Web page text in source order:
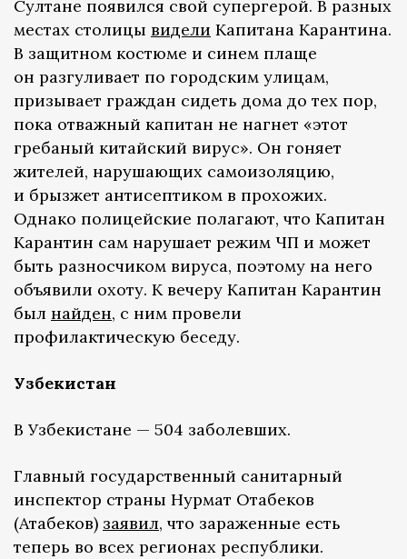
Султане появился свой супергерой. В разных
местах столицы видели Капитана Карантина.
В защитном костюме и синем плаще
он разгуливает по городским улицам,
призывает граждан сидеть дома до тех пор,
пока отважный капитан не нагнет «этот
гребаный китайский вирус». Он гоняет
жителей, нарушающих самоизоляцию,
и брызжет антисептиком в прохожих.
Однако полицейские полагают, что Капитан
Карантин сам нарушает режим ЧП и может
быть разносчиком вируса, поэтому на него
объявили охоту. К вечеру Капитан Карантин
был найден, с ним провели
профилактическую беседу.
Узбекистан
В Узбекистане — 504 заболевших.
Главный государственный санитарный
инспектор страны Нурмат Отабеков
(Атабеков) заявил, что зараженные есть
теперь во всех регионах республики.